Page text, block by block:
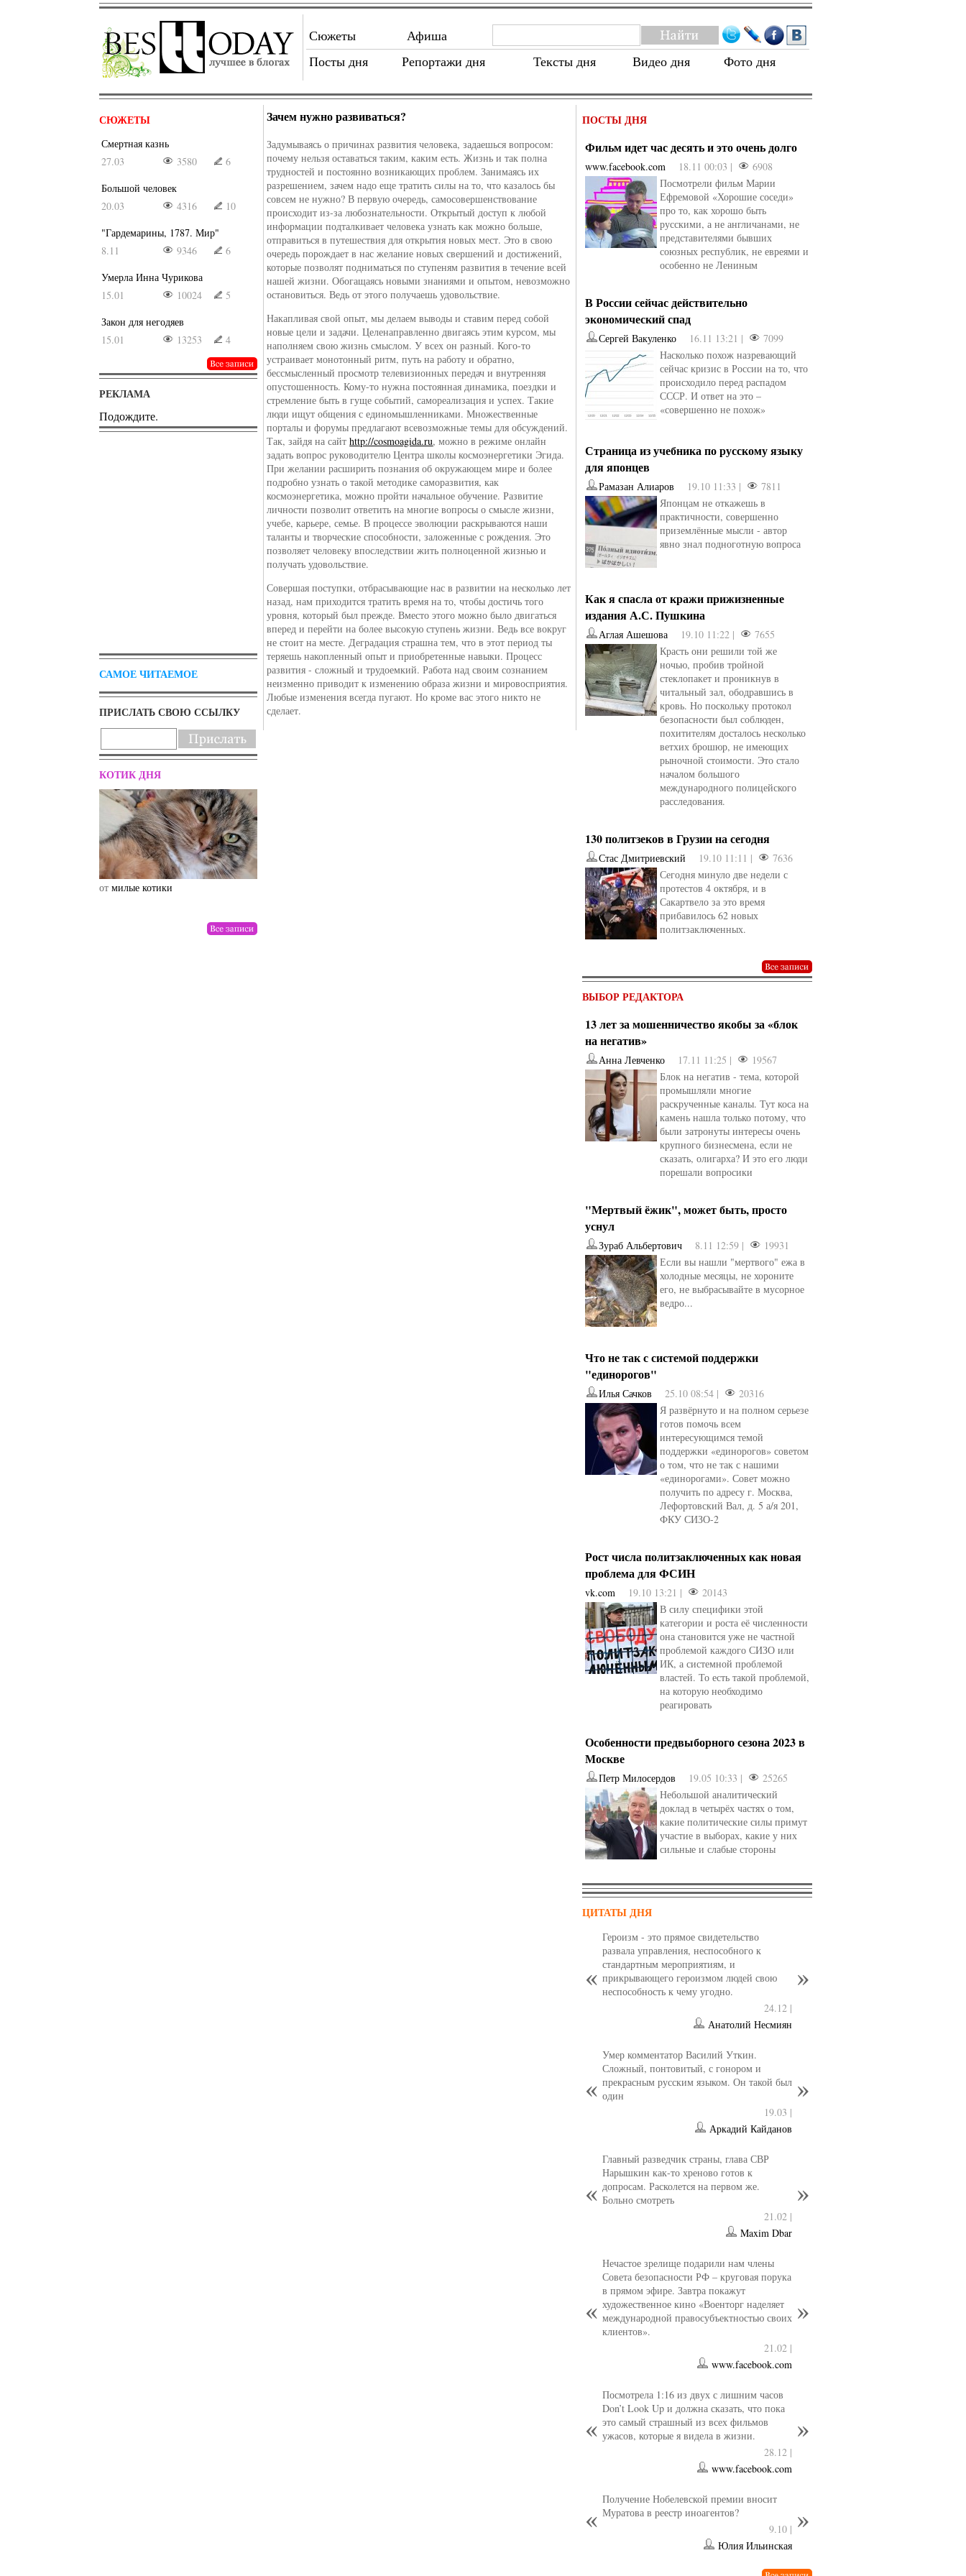
Сюжеты
Афиша
Посты дня
Репортажи дня Тексты дня Видео дня Фото дня
СЮЖЕТЫ
Смертная казнь
27.03
3580
6
Большой человек
20.03
4316
10
"Гардемарины, 1787. Мир"
8.11
9346
6
Умерла Инна Чурикова
15.01
10024
5
Закон для негодяев
15.01
13253 4
РЕКЛАМА
Подождите.
САМОЕ ЧИТАЕМОЕ
ПРИСЛАТЬ СВОЮ ССЫЛКУ
КОТИК ДНЯ
отмилые котики от Ирина Иновели от kotyaravesel
Зачем нужно развиваться?
Задумываясь о причинах развития человека, задаешься вопросом:
почему нельзя оставаться таким, каким есть. Жизнь и так полна
трудностей и постоянно возникающих проблем. Занимаясь их
разрешением, зачем надо еще тратить силы на то, что казалось бы
совсем не нужно? В первую очередь, самосовершенствование
происходит из-за любознательности. Открытый доступ к любой
информации подталкивает человека узнать как можно больше,
отправиться в путешествия для открытия новых мест. Это в свою
очередь порождает в нас желание новых свершений и достижений,
которые позволят подниматься по ступеням развития в течение всей
нашей жизни. Обогащаясь новыми знаниями и опытом, невозможно
остановиться. Ведь от этого получаешь удовольствие.
Накапливая свой опыт, мы делаем выводы и ставим перед собой
новые цели и задачи. Целенаправленно двигаясь этим курсом, мы
наполняем свою жизнь смыслом. У всех он разный. Кого-то
устраивает монотонный ритм, путь на работу и обратно,
бессмысленный просмотр телевизионных передач и внутренняя
опустошенность. Кому-то нужна постоянная динамика, поездки и
стремление быть в гуще событий, самореализация и успех. Такие
люди ищут общения с единомышленниками. Множественные
порталы и форумы предлагают всевозможные темы для обсуждений.
Так, зайдя на сайтhttp://cosmoagida.ru, можно в режиме онлайн
задать вопрос руководителю Центра школы космоэнергетики Эгида.
При желании расширить познания об окружающем мире и более
подробно узнать о такой методике саморазвития, как
космоэнергетика, можно пройти начальное обучение. Развитие
личности позволит ответить на многие вопросы о смысле жизни,
учебе, карьере, семье. В процессе эволюции раскрываются наши
таланты и творческие способности, заложенные с рождения. Это
позволяет человеку впоследствии жить полноценной жизнью и
получать удовольствие.
Совершая поступки, отбрасывающие нас в развитии на несколько лет
назад, нам приходится тратить время на то, чтобы достичь того
уровня, который был прежде. Вместо этого можно было двигаться
вперед и перейти на более высокую ступень жизни. Ведь все вокруг
не стоит на месте. Деградация страшна тем, что в этот период ты
теряешь накопленный опыт и приобретенные навыки. Процесс
развития - сложный и трудоемкий. Работа над своим сознанием
неизменно приводит к изменению образа жизни и мировосприятия.
Любые изменения всегда пугают. Но кроме вас этого никто не
сделает.
ПОСТЫ ДНЯ
Фильм идет час десять и это очень долго
www.facebook.com 18.11 00:03 |
6908
Посмотрели фильм Марии
Ефремовой «Хорошие соседи»
про то, как хорошо быть
русскими, а не англичанами, не
представителями бывших
союзных республик, не евреями и
особенно не Лениным
В России сейчас действительно
экономический спад
Сергей Вакуленко 16.11 13:21 |
7099
Насколько похож назревающий
сейчас кризис в России на то, что
происходило перед распадом
СССР. И ответ на это –
«совершенно не похож»
Страница из учебника по русскому языку
для японцев
Рамазан Алиаров 19.10 11:33 |
7811
Японцам не откажешь в
практичности, совершенно
приземлённые мысли - автор
явно знал подноготную вопроса
Как я спасла от кражи прижизненные
издания А.С. Пушкина
Аглая Ашешова 19.10 11:22 |
7655
Красть они решили той же
ночью, пробив тройной
стеклопакет и проникнув в
читальный зал, ободравшись в
кровь. Но поскольку протокол
безопасности был соблюден,
похитителям досталось несколько
ветхих брошюр, не имеющих
рыночной стоимости. Это стало
началом большого
международного полицейского
расследования.
130 политзеков в Грузии на сегодня
Стас Дмитриевский 19.10 11:11 |
7636
Сегодня минуло две недели с
протестов 4 октября, и в
Сакартвело за это время
прибавилось 62 новых
политзаключенных.
ВЫБОР РЕДАКТОРА
13 лет за мошенничество якобы за «блок
на негатив»
Анна Левченко 17.11 11:25 |
19567
Блок на негатив - тема, которой
промышляли многие
раскрученные каналы. Тут коса на
камень нашла только потому, что
были затронуты интересы очень
крупного бизнесмена, если не
сказать, олигарха? И это его люди
порешали вопросики
"Мертвый ёжик", может быть, просто
уснул
Зураб Альбертович 8.11 12:59 |
19931
Если вы нашли "мертвого" ежа в
холодные месяцы, не хороните
его, не выбрасывайте в мусорное
ведро...
Что не так с системой поддержки
"единорогов"
Илья Сачков 25.10 08:54 |
20316
Я развёрнуто и на полном серьезе
готов помочь всем
интересующимся темой
поддержки «единорогов» советом
о том, что не так с нашими
«единорогами». Совет можно
получить по адресу г. Москва,
Лефортовский Вал, д. 5 а/я 201,
ФКУ СИЗО-2
Рост числа политзаключенных как новая
проблема для ФСИН
vk.com 19.10 13:21 |
20143
В силу специфики этой
категории и роста её численности
она становится уже не частной
проблемой каждого СИЗО или
ИК, а системной проблемой
властей. То есть такой проблемой,
на которую необходимо
реагировать
Особенности предвыборного сезона 2023 в
Москве
Петр Милосердов 19.05 10:33 |
25265
Небольшой аналитический
доклад в четырёх частях о том,
какие политические силы примут
участие в выборах, какие у них
сильные и слабые стороны
ЦИТАТЫ ДНЯ
Героизм - это прямое свидетельство
развала управления, неспособного к
стандартным мероприятиям, и
прикрывающего героизмом людей свою
неспособность к чему угодно.
24.12 |
Анатолий Несмиян
Умер комментатор Василий Уткин.
Сложный, понтовитый, с гонором и
прекрасным русским языком. Он такой был
один
19.03 |
Аркадий Кайданов
Главный разведчик страны, глава СВР
Нарышкин как-то хреново готов к
допросам. Расколется на первом же.
Больно смотреть
21.02 |
Maxim Dbar
Нечастое зрелище подарили нам члены
Совета безопасности РФ – круговая порука
в прямом эфире. Завтра покажут
художественное кино «Военторг наделяет
международной правосубъектностью своих
клиентов».
21.02 |
www.facebook.com
Посмотрела 1:16 из двух с лишним часов
Don’t Look Up и должна сказать, что пока
это самый страшный из всех фильмов
ужасов, которые я видела в жизни.
28.12 |
www.facebook.com
Получение Нобелевской премии вносит
Муратова в реестр иноагентов?
9.10 |
Юлия Ильинская